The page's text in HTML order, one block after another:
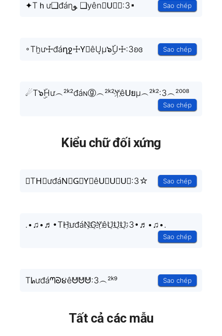
✦Tｈư❑đáɳﻮ ❑уênⓤU⃗❑:3▪ Sao chép
◦Th̫ư☩đáղջ☩Y⃣êU͙μ๖ۣۜU☩:3ʚɞ Sao chép
☄T๖ۣۜHư︵²ᵏ²đáɴⓖ︵²ᵏ²Y҉êᑌยμ︵²ᵏ²:3︵²⁰⁰⁸
Sao chép
Kiểu chữ đối xứng
✭TH⃗ưđáN⃗G⃗Y⃗êU⃗U⃗U⃗:3☆ Sao chép
.•♫•♬•TH҈ưđáN҈G҈Y҈êU҈U҈U҈:3•♬•♫•.
Sao chép
Tᖺưđáᘉᘐ૪êᕰᕰᕰ:3︵²ᵏ⁹ Sao chép
Tất cả các mẫu